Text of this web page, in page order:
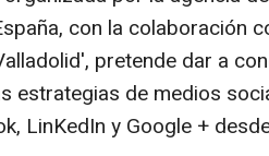
con la colaboración
pretende dar a
estrategias de medios
LinKedIn y Google +